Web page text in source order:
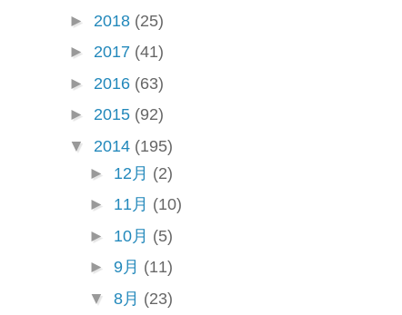
► 2018 (25)
► 2017 (41)
► 2016 (63)
► 2015 (92)
▼ 2014 (195)
► 12月 (2)
► 11月 (10)
► 10月 (5)
► 9月 (11)
▼ 8月 (23)